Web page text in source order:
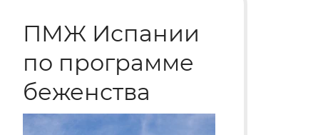
ПМЖ Испании
по программе
беженства